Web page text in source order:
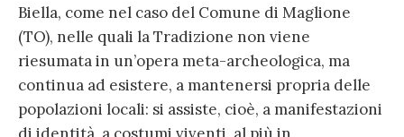
Biella, come nel caso del Comune di Maglione
(TO), nelle quali la Tradizione non viene
riesumata in un’opera meta-archeologica, ma
continua ad esistere, a mantenersi propria delle
popolazioni locali: si assiste, cioè, a manifestazioni